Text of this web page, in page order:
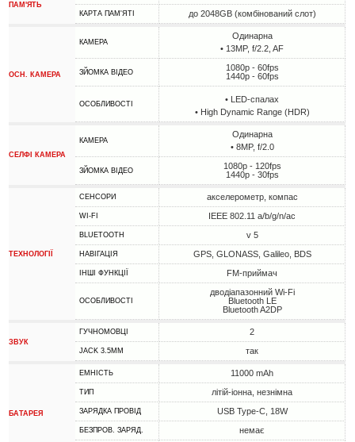
ПАМ'ЯТЬ
КАРТА ПАМ'ЯТІ до 2048GB (комбінований слот)
ОСН. КАМЕРА
КАМЕРА
Одинарна
• 13MP, f/2.2, AF
ЗЙОМКА ВІДЕО
1080p - 60fps
1440p - 60fps
ОСОБЛИВОСТІ
• LED-спалах
• High Dynamic Range (HDR)
СЕЛФІ КАМЕРА
КАМЕРА
Одинарна
• 8MP, f/2.0
ЗЙОМКА ВІДЕО
1080p - 120fps
1440p - 30fps
ТЕХНОЛОГІЇ
СЕНСОРИ акселерометр, компас
WI-FI IEEE 802.11 a/b/g/n/ac
BLUETOOTH v 5
НАВІГАЦІЯ GPS, GLONASS, Galileo, BDS
ІНШІ ФУНКЦІЇ FM-приймач
ОСОБЛИВОСТІ
дводіапазонний Wi-Fi
Bluetooth LE
Bluetooth A2DP
ЗВУК
ГУЧНОМОВЦІ 2
JACK 3.5MM так
БАТАРЕЯ
ЕМНІСТЬ 11000 mAh
ТИП літій-іонна, незнімна
ЗАРЯДКА ПРОВІД USB Type-C, 18W
БЕЗПРОВ. ЗАРЯД. немає